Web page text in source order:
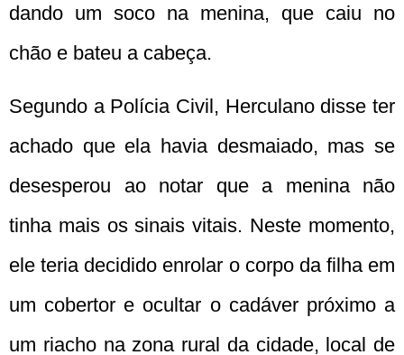
dando um soco na menina, que caiu no
chão e bateu a cabeça.
Segundo a Polícia Civil, Herculano disse ter
achado que ela havia desmaiado, mas se
desesperou ao notar que a menina não
tinha mais os sinais vitais. Neste momento,
ele teria decidido enrolar o corpo da filha em
um cobertor e ocultar o cadáver próximo a
um riacho na zona rural da cidade, local de